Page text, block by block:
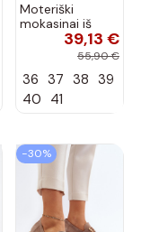
Moteriški
mokasinai iš
dirbtinės
zomšos, smėlio
39,13 €
55,90 €
36 37 38 39
40 41
−30%